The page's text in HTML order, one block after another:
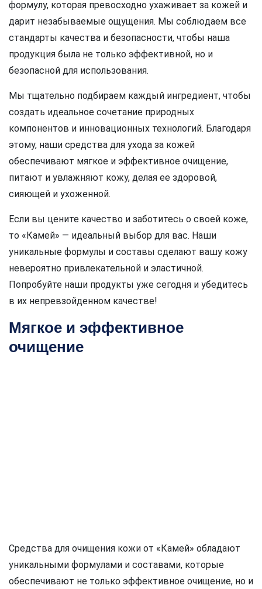
формулу, которая превосходно ухаживает за кожей и
дарит незабываемые ощущения. Мы соблюдаем все
стандарты качества и безопасности, чтобы наша
продукция была не только эффективной, но и
безопасной для использования.
Мы тщательно подбираем каждый ингредиент, чтобы
создать идеальное сочетание природных
компонентов и инновационных технологий. Благодаря
этому, наши средства для ухода за кожей
обеспечивают мягкое и эффективное очищение,
питают и увлажняют кожу, делая ее здоровой,
сияющей и ухоженной.
Если вы цените качество и заботитесь о своей коже,
то «Камей» — идеальный выбор для вас. Наши
уникальные формулы и составы сделают вашу кожу
невероятно привлекательной и эластичной.
Попробуйте наши продукты уже сегодня и убедитесь
в их непревзойденном качестве!
Мягкое и эффективное
очищение
Средства для очищения кожи от «Камей» обладают
уникальными формулами и составами, которые
обеспечивают не только эффективное очищение, но и